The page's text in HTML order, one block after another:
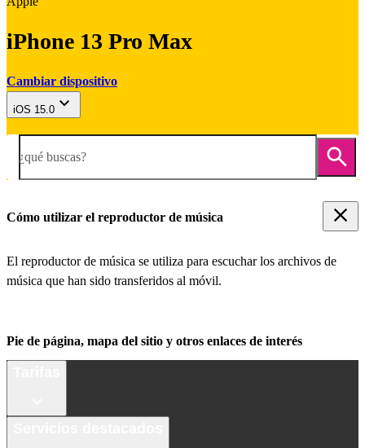
iPhone 13 Pro Max
Cambiar dispositivo
iOS 15.0
¿qué buscas?
Cómo utilizar el reproductor de música
El reproductor de música se utiliza para escuchar los archivos de
música que han sido transferidos al móvil.
Pie de página, mapa del sitio y otros enlaces de interés